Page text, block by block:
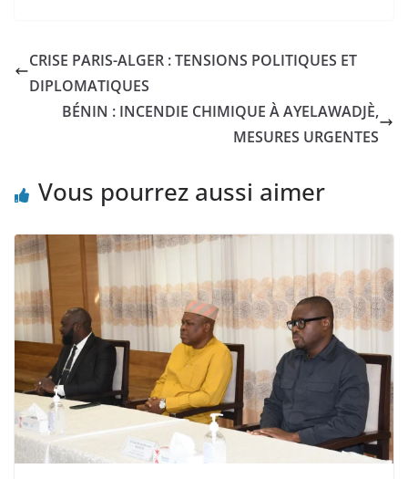
CRISE PARIS-ALGER : TENSIONS POLITIQUES ET
DIPLOMATIQUES
BÉNIN : INCENDIE CHIMIQUE À AYELAWADJÈ,
MESURES URGENTES
Vous pourrez aussi aimer